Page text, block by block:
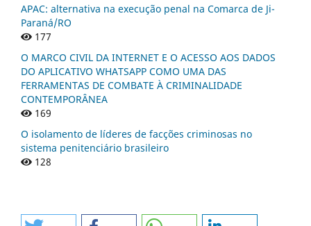
APAC: alternativa na execução penal na Comarca de Ji-
Paraná/RO
177
O MARCO CIVIL DA INTERNET E O ACESSO AOS DADOS
DO APLICATIVO WHATSAPP COMO UMA DAS
FERRAMENTAS DE COMBATE À CRIMINALIDADE
CONTEMPORÂNEA
169
O isolamento de líderes de facções criminosas no
sistema penitenciário brasileiro
128